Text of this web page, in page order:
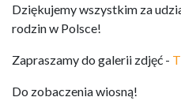
Dziękujemy wszystkim za
rodzin w Polsce!
Zapraszamy do galerii zdjęć -
Do zobaczenia wiosną!